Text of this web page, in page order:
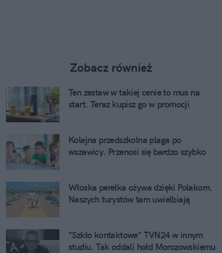
Zobacz również
Ten zestaw w takiej cenie to mus na
start. Teraz kupisz go w promocji
Kolejna przedszkolna plaga po
wszawicy. Przenosi się bardzo szybko
Włoska perełka ożywa dzięki Polakom.
Naszych turystów tam uwielbiają
"Szkło kontaktowe" TVN24 w innym
studiu. Tak oddali hołd Morozowskiemu